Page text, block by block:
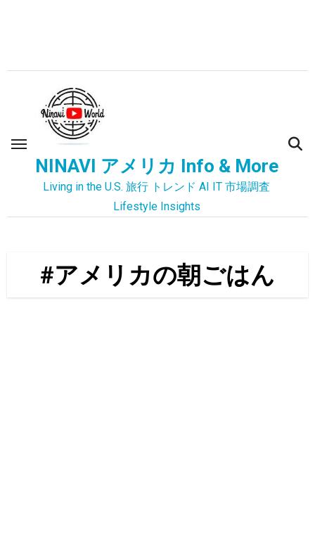
ス
NINAVI アメリカ Info & More
Living in the U.S. 旅行 トレンド AI IT 市場調査
Lifestyle Insights
#アメリカの朝ごはん